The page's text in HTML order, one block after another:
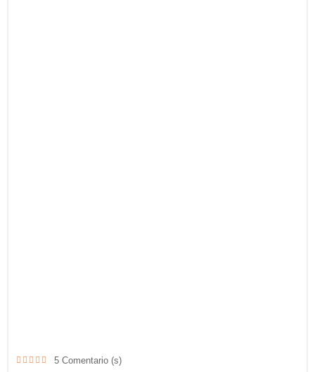
5 Comentario (s)